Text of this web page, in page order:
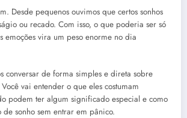
Desde pequenos ouvimos que certos sonhos
ou recado. Com isso, o que poderia ser só
emoções vira um peso enorme no dia
conversar de forma simples e direta sobre
vai entender o que eles costumam
podem ter algum significado especial e como
sonho sem entrar em pânico.